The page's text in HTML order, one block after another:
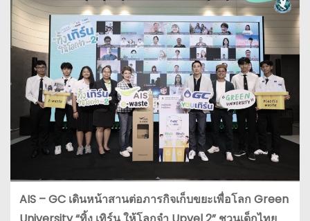
AIS –GC เดินหน้าสานต่อภารกิจเก็บขยะเพื่อโลก Green